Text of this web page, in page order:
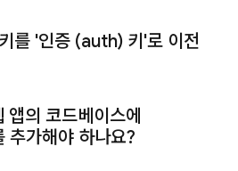
를 '인증 (auth) 키'로 이전
앱의 코드베이스에
추가해야 하나요?